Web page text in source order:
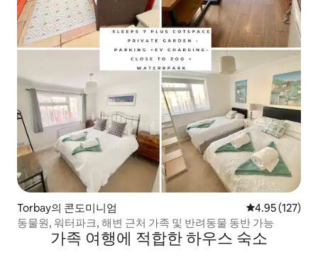
Torbay의 콘도미니엄 평점 4.95점(5
4.95 (127)
동물원, 워터파크, 해변 근처 가족 및 반려동물 동반 가능
가족 여행에 적합한 하우스 숙소